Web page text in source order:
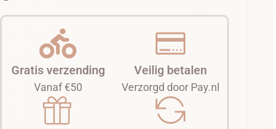
Gratis verzending
Vanaf €50
Veilig betalen
Verzorgd door Pay.nl